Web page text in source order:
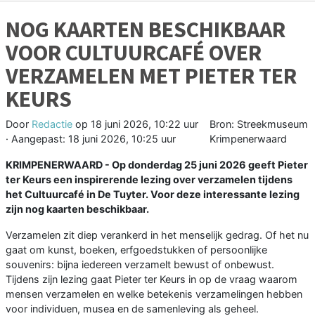
NOG KAARTEN BESCHIKBAAR
VOOR CULTUURCAFÉ OVER
VERZAMELEN MET PIETER TER
KEURS
Door Redactie op 18 juni 2026, 10:22 uur
· Aangepast: 18 juni 2026, 10:25 uur
Bron: Streekmuseum
Krimpenerwaard
KRIMPENERWAARD - Op donderdag 25 juni 2026 geeft Pieter
ter Keurs een inspirerende lezing over verzamelen tijdens
het Cultuurcafé in De Tuyter. Voor deze interessante lezing
zijn nog kaarten beschikbaar.
Verzamelen zit diep verankerd in het menselijk gedrag. Of het nu
gaat om kunst, boeken, erfgoedstukken of persoonlijke
souvenirs: bijna iedereen verzamelt bewust of onbewust.
Tijdens zijn lezing gaat Pieter ter Keurs in op de vraag waarom
mensen verzamelen en welke betekenis verzamelingen hebben
voor individuen, musea en de samenleving als geheel.